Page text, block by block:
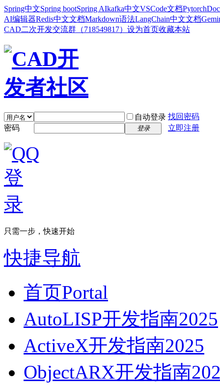
Spring中文Spring bootSpring AIkafka中文VSCode文档Pytorch
AI编辑器Redis中文文档Markdown语法LangChain中文文档
CAD二次开发交流群（718549817） 设为首页收藏本站
自动登录 找回密码
密码
登录 立即注册
只需一步，快速开始
快捷导航
首页Portal
AutoLISP开发指南2025
ActiveX开发指南2025
ObjectARX开发指南